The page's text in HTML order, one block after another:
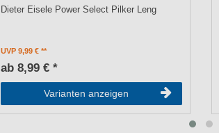
Dieter Eisele Power Select Pilker Leng
UVP 9,99 €
ab 8,99 € *
Varianten anzeigen